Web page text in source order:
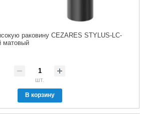
раковину CEZARES STYLUS-LC-
матовый
шт.
В корзину